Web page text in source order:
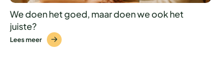
We doen het goed, maar doen we ook het
juiste?
Lees meer